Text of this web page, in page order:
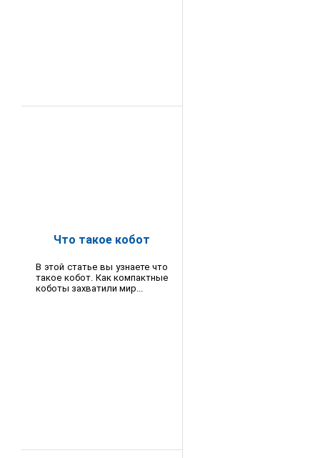
Что такое кобот
В этой статье вы узнаете что
такое кобот. Как компактные
коботы захватили мир...